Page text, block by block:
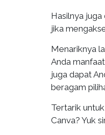
Hasilnya
jika
Menariknya
Anda
juga dapat
beragam
Tertarik
Canva? Yuk